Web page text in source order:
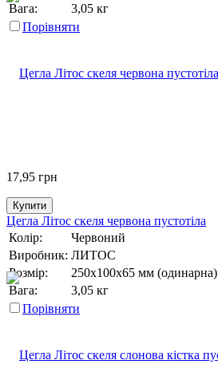
Вага:
3,05 кг
Порівняти
17,95 грн
Купити
Цегла Літос скеля червона пустотіла
Колір:
Червоний
Виробник: ЛИТОС
Розмір:
250х100х65 мм (одинарна)
Вага:
3,05 кг
Порівняти